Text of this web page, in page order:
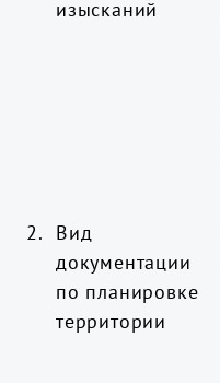
изысканий
2.
Вид
документации
по планировке
территории